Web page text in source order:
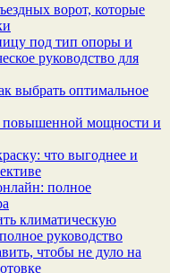
ворот, которые
под тип опоры и
руководство для
выбрать оптимальное
повышенной мощности и
что выгоднее и
полное
климатическую
руководство
чтобы не дуло на